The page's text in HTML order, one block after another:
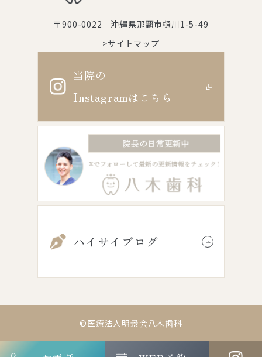
〒900-0022 沖縄県那覇市樋川1-5-49
>サイトマップ
当院の
Instagramはこちら
ハイサイブログ
©医療法人明景会八木歯科